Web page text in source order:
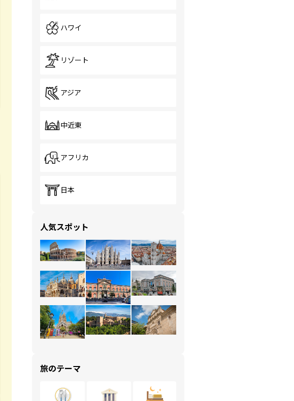
ハワイ
リゾート
アジア
中近東
アフリカ
日本
人気スポット
旅のテーマ